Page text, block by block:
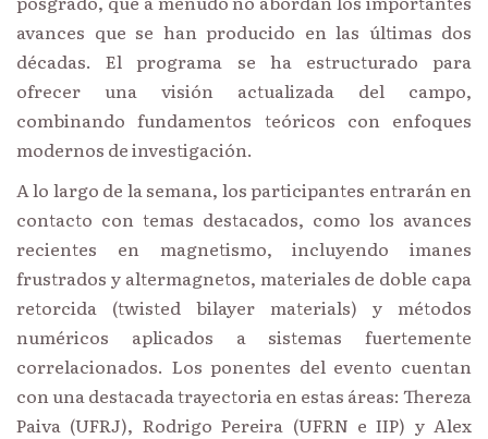
avances que se han producido en las últimas dos
décadas. El programa se ha estructurado para
ofrecer una visión actualizada del campo,
combinando fundamentos teóricos con enfoques
modernos de investigación.
A lo largo de la semana, los participantes entrarán en
contacto con temas destacados, como los avances
recientes en magnetismo, incluyendo imanes
frustrados y altermagnetos, materiales de doble capa
retorcida (twisted bilayer materials) y métodos
numéricos aplicados a sistemas fuertemente
correlacionados. Los ponentes del evento cuentan
con una destacada trayectoria en estas áreas: Thereza
Paiva (UFRJ), Rodrigo Pereira (UFRN e IIP) y Alex